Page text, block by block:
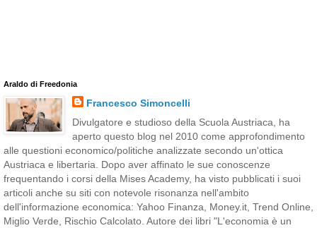
Araldo di Freedonia
Francesco Simoncelli
Divulgatore e studioso della Scuola Austriaca, ha
aperto questo blog nel 2010 come approfondimento
alle questioni economico/politiche analizzate secondo un'ottica
Austriaca e libertaria. Dopo aver affinato le sue conoscenze
frequentando i corsi della Mises Academy, ha visto pubblicati i suoi
articoli anche su siti con notevole risonanza nell'ambito
dell'informazione economica: Yahoo Finanza, Money.it, Trend Online,
Miglio Verde, Rischio Calcolato. Autore dei libri "L'economia è un